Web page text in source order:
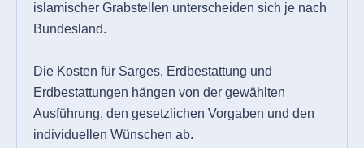
islamischer Grabstellen unterscheiden sich je nach
Bundesland.
Die Kosten für Sarges, Erdbestattung und
Erdbestattungen hängen von der gewählten
Ausführung, den gesetzlichen Vorgaben und den
individuellen Wünschen ab.